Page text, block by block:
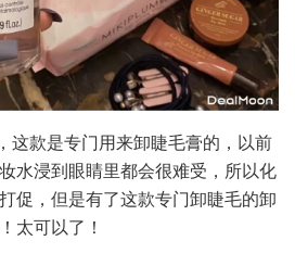
这款是专门用来卸睫毛膏的，以前
水浸到眼睛里都会很难受，所以化
促，但是有了这款专门卸睫毛的卸
太可以了！